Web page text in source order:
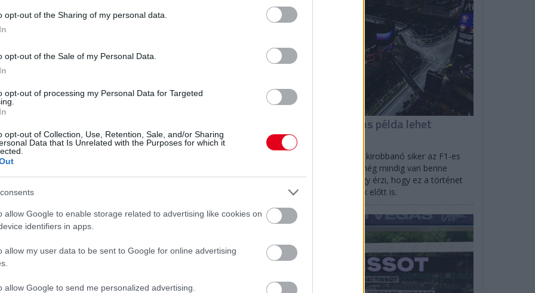
opt-out of the Sharing of my personal data.
opt-out of the Sale of my Personal Data.
opt-out of processing my Personal Data for Targeted
opt-out of Collection, Use, Retention, Sale, and/or Sharing
Data that Is Unrelated with the Purposes for which it
allow Google to enable storage related to advertising like cookies on
identifiers in apps.
allow my user data to be sent to Google for online advertising
allow Google to send me personalized advertising.
miatt ült Lawson mellé
Nagydíj után gyorsan bejárta a közösségi médiát,
egy EasyJet-járaton utazott – mindezt ráadásul azt
bonyolódtak egymással. A Magyar Nagydíj
is szerepe volt abban, hogy végül egymás mellett
F1-es pilótaként is menetrend szerinti járatokkal repül,
sok pénzem, úgyhogy továbbra is normál menetrend
is ezt csináltam. Ha meg tudok spórolni egy kis pénzt,
több van? Nagyon szívesen utazom az EasyJettel.”
Lawson mellett ült volna, de a folyosó melletti helyére egy
és a 3F ülés volt a miénk. A hölgy nagyon mérges lett,
Én pedig azt mondtam, hogy ha ott szeretne
egymás mellett ültünk.”
leszámítva a jelentős késést: „Jó kis út volt. Körülbelül két
középen, én pedig az ablak mellett. Minden rendben
e őt az utastárs, mosolyogva csak ennyit felelt: „Ha
Domenicali: Las Vegas példa lehet
másoknak
Stefano Domenicali szerint kirobbanó siker az F1-es
nagydíj Las Vegasban, de még mindig van benne
növekedési potenciál, és úgy érzi, hogy ez a történet
példaként szolgálhat mások előtt is.
EGYÉB